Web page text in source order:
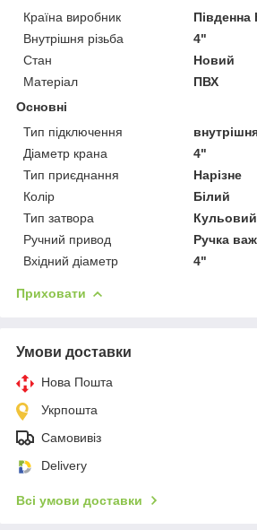
Країна виробник
Південна
Внутрішня різьба
4"
Стан
Новий
Матеріал
ПВХ
Основні
Тип підключення
Діаметр крана
4"
Тип приєднання
Нарізне
Колір
Білий
Тип затвора
Кульовий
Ручний привод
Ручка
Вхідний діаметр
4"
Приховати
Умови доставки
Нова Пошта
Укрпошта
Самовивіз
Delivery
Всі умови доставки